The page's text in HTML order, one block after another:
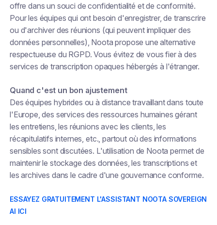
offre dans un souci de confidentialité et de conformité.
Pour les équipes qui ont besoin d'enregistrer, de transcrire
ou d'archiver des réunions (qui peuvent impliquer des
données personnelles), Noota propose une alternative
respectueuse du RGPD. Vous évitez de vous fier à des
services de transcription opaques hébergés à l'étranger.
Quand c'est un bon ajustement
Des équipes hybrides ou à distance travaillant dans toute
l'Europe, des services des ressources humaines gérant
les entretiens, les réunions avec les clients, les
récapitulatifs internes, etc., partout où des informations
sensibles sont discutées. L'utilisation de Noota permet de
maintenir le stockage des données, les transcriptions et
les archives dans le cadre d'une gouvernance conforme.
ESSAYEZ GRATUITEMENT L'ASSISTANT NOOTA SOVEREIGN
AI ICI